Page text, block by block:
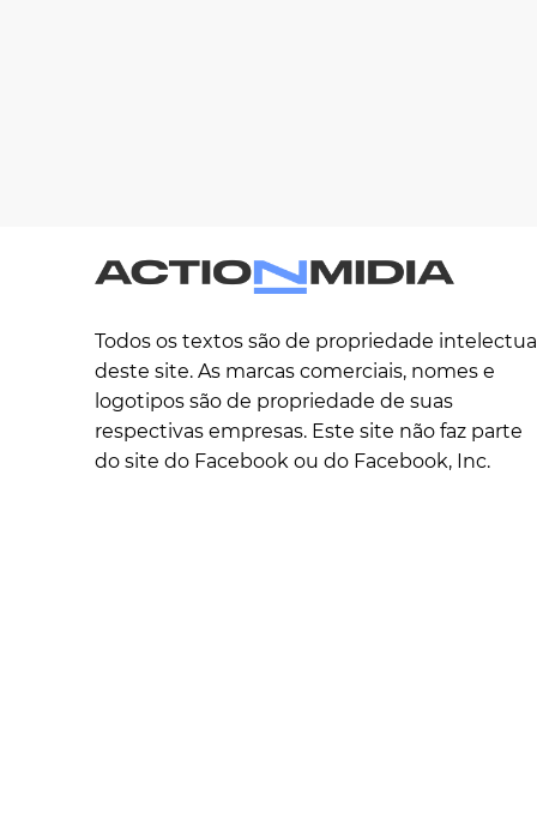
Todos os textos são de propriedade intelectual
deste site. As marcas comerciais, nomes e
logotipos são de propriedade de suas
respectivas empresas. Este site não faz parte
do site do Facebook ou do Facebook, Inc.